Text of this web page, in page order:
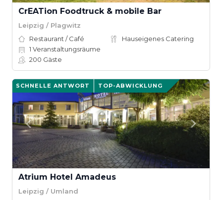
CrEATion Foodtruck & mobile Bar
Leipzig / Plagwitz
Restaurant / Café
Hauseigenes Catering
1 Veranstaltungsräume
200 Gäste
SCHNELLE ANTWORT TOP-ABWICKLUNG
Atrium Hotel Amadeus
Leipzig / Umland